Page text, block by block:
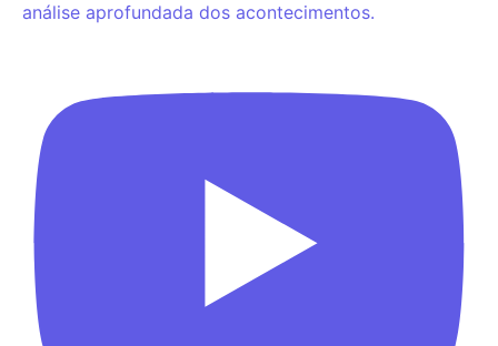
análise aprofundada dos acontecimentos.